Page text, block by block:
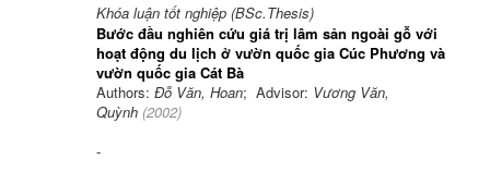
Khóa luận tốt nghiệp (BSc.Thesis)
Bước đầu nghiên cứu giá trị lâm sản ngoài gỗ với
hoạt động du lịch ở vườn quốc gia Cúc Phương và
vườn quốc gia Cát Bà
Authors: Đỗ Văn, Hoan; Advisor: Vương Văn,
Quỳnh (2002)
-